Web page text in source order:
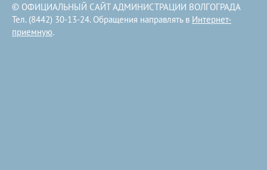
© ОФИЦИАЛЬНЫЙ САЙТ АДМИНИСТРАЦИИ ВОЛГОГРАДА
Тел. (8442) 30-13-24. Обращения направлять в Интернет-
приемную.